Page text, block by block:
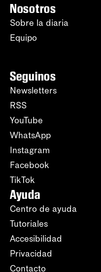
Nosotros
Sobre la diaria
Equipo
Seguinos
Newsletters
RSS
YouTube
WhatsApp
Instagram
Facebook
TikTok
Ayuda
Centro de ayuda
Tutoriales
Accesibilidad
Privacidad
Contacto